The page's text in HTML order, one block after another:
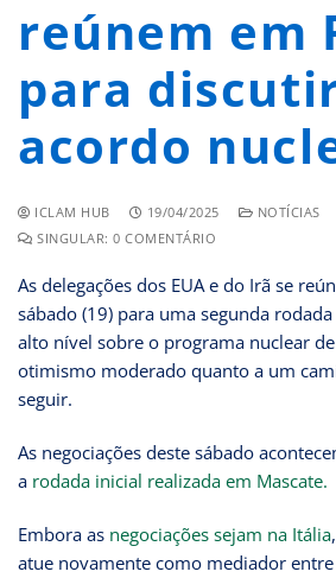
reúnem em
para
acordo
ICLAM HUB 19/04/2025
NOTÍCIAS
SINGULAR: 0 COMENTÁRIO
As delegações dos EUA e do Irã se
sábado (19) para uma segunda
alto nível sobre o programa nuclear
otimismo moderado quanto a um
seguir.
As negociações deste sábado
a rodada inicial realizada em Mascate.
Embora as negociações sejam na Itália
atue novamente como mediador entre